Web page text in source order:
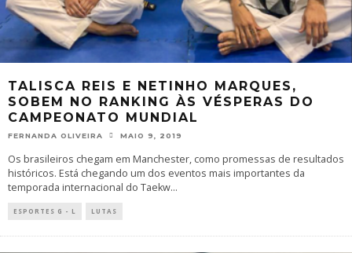
TALISCA REIS E NETINHO MARQUES,
SOBEM NO RANKING ÀS VÉSPERAS DO
CAMPEONATO MUNDIAL
FERNANDA OLIVEIRA MAIO 9, 2019
Os brasileiros chegam em Manchester, como promessas de resultados
históricos. Está chegando um dos eventos mais importantes da
temporada internacional do Taekw...
ESPORTES G - L LUTAS